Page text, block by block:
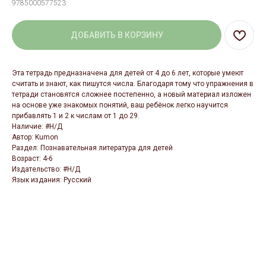
9785000577523
ДОБАВИТЬ В КОРЗИНУ
Эта тетрадь предназначена для детей от 4 до 6 лет, которые умеют
считать и знают, как пишутся числа. Благодаря тому что упражнения в
тетради становятся сложнее постепенно, а новый материал изложен
на основе уже знакомых понятий, ваш ребёнок легко научится
прибавлять 1 и 2 к числам от 1 до 29.
Наличие: #Н/Д
Автор: Kumon
Раздел: Познавательная литература для детей
Возраст: 4-6
Издательство: #Н/Д
Язык издания: Русский